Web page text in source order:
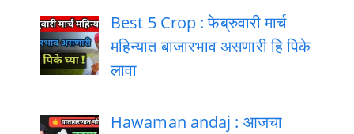
Best 5 Crop : फेब्रुवारी मार्च
महिन्यात बाजारभाव असणारी हि पिके
लावा
Hawaman andaj : आजचा